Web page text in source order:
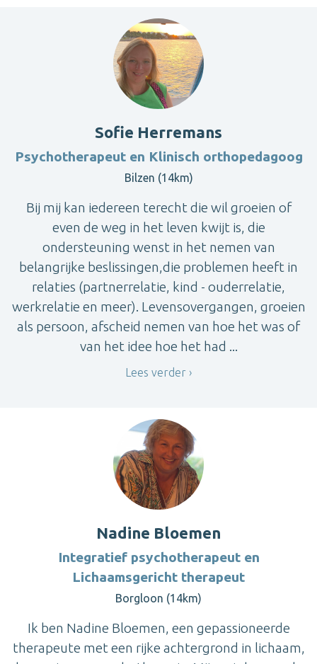
Sofie Herremans
Psychotherapeut en Klinisch orthopedagoog
Bilzen (14km)
Bij mij kan iedereen terecht die wil groeien of
even de weg in het leven kwijt is, die
ondersteuning wenst in het nemen van
belangrijke beslissingen,die problemen heeft in
relaties (partnerrelatie, kind - ouderrelatie,
werkrelatie en meer). Levensovergangen, groeien
als persoon, afscheid nemen van hoe het was of
van het idee hoe het had ...
Lees verder
Nadine Bloemen
Integratief psychotherapeut en
Lichaamsgericht therapeut
Borgloon (14km)
Ik ben Nadine Bloemen, een gepassioneerde
therapeute met een rijke achtergrond in lichaam,